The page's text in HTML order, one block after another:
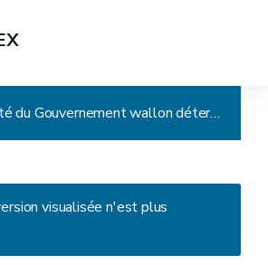
Arrêté du Gouvernement wallon déterminant la méthode de calcul et les exigences, les agréments et les sanctions applicables en matière de performance énergétique et de climat intérieur des bâtiments
visualisée n'est plus